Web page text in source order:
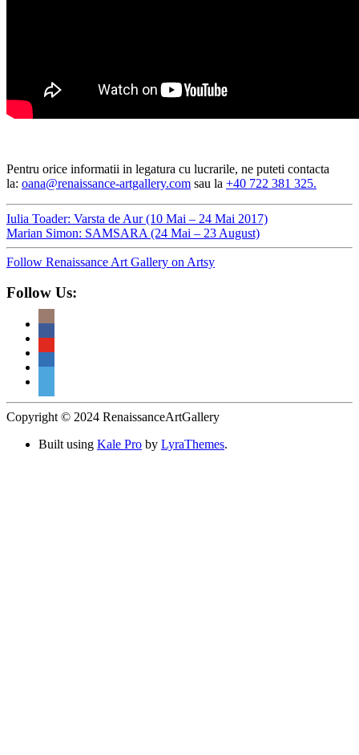
Pentru orice informatii in legatura cu lucrarile, ne puteti contacta
la: oana@renaissance-artgallery.com sau la +40 722 381 325.
Iulia Toader: Varsta de Aur (10 Mai – 24 Mai 2017)
Marian Simon: SAMSARA (24 Mai – 23 August)
Follow Renaissance Art Gallery on Artsy
Follow Us:
Copyright © 2024 RenaissanceArtGallery
Built using Kale Pro by LyraThemes.